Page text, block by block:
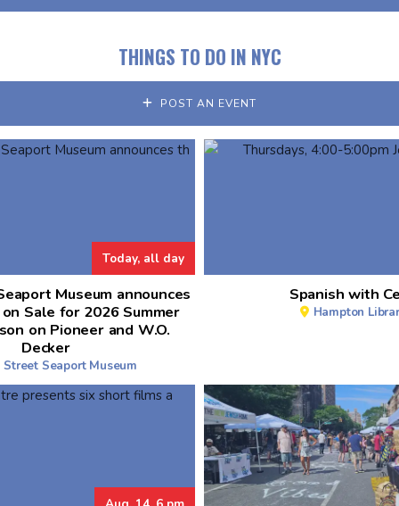
THINGS TO DO IN NYC
POST AN EVENT
Today, all day
Museum announces
Sale for 2026 Summer
on Pioneer and W.O.
Decker
Street Seaport Museum
Spanish with
Hampton